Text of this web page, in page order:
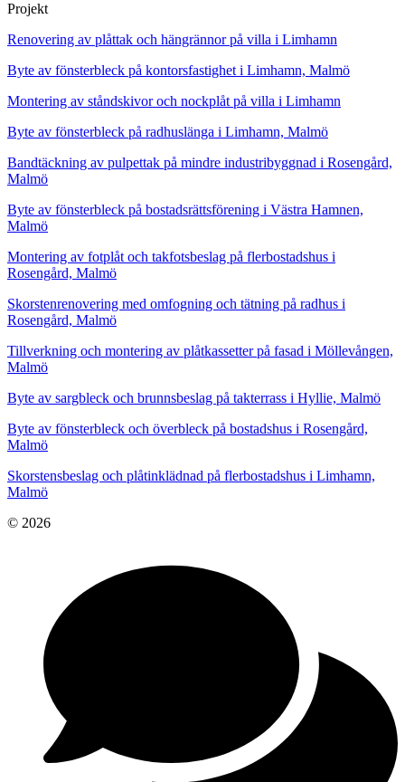
Projekt
Renovering av plåttak och hängrännor på villa i Limhamn
Byte av fönsterbleck på kontorsfastighet i Limhamn, Malmö
Montering av ståndskivor och nockplåt på villa i Limhamn
Byte av fönsterbleck på radhuslänga i Limhamn, Malmö
Bandtäckning av pulpettak på mindre industribyggnad i Rosengård,
Malmö
Byte av fönsterbleck på bostadsrättsförening i Västra Hamnen,
Malmö
Montering av fotplåt och takfotsbeslag på flerbostadshus i
Rosengård, Malmö
Skorstenrenovering med omfogning och tätning på radhus i
Rosengård, Malmö
Tillverkning och montering av plåtkassetter på fasad i Möllevången,
Malmö
Byte av sargbleck och brunnsbeslag på takterrass i Hyllie, Malmö
Byte av fönsterbleck och överbleck på bostadshus i Rosengård,
Malmö
Skorstensbeslag och plåtinklädnad på flerbostadshus i Limhamn,
Malmö
© 2026